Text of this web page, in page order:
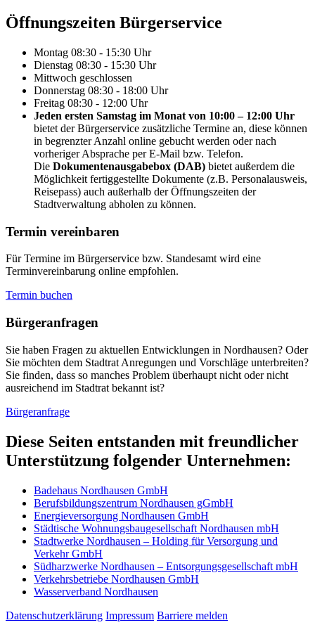
Öffnungs­zeiten Bürgerservice
Montag 08:30 - 15:30 Uhr
Dienstag 08:30 - 15:30 Uhr
Mittwoch geschlossen
Donnerstag 08:30 - 18:00 Uhr
Freitag 08:30 - 12:00 Uhr
Jeden ersten Samstag im Monat von 10:00 – 12:00 Uhr
bietet der Bürgerservice zusätzliche Termine an, diese können
in begrenzter Anzahl online gebucht werden oder nach
vorheriger Absprache per E-Mail bzw. Telefon.
Die Dokumentenausgabebox (DAB) bietet außerdem die
Möglichkeit fertiggestellte Dokumente (z.B. Personalausweis,
Reisepass) auch außerhalb der Öffnungszeiten der
Stadtverwaltung abholen zu können.
Termin vereinbaren
Für Termine im Bürgerservice bzw. Standesamt wird eine
Terminvereinbarung online empfohlen.
Termin buchen
Bürger­anfragen
Sie haben Fragen zu aktuellen Entwicklungen in Nordhausen? Oder
Sie möchten dem Stadtrat Anregungen und Vorschläge unterbreiten?
Sie finden, dass so manches Problem überhaupt nicht oder nicht
ausreichend im Stadtrat bekannt ist?
Bürgeranfrage
Diese Seiten entstanden mit freundlicher
Unterstützung folgender Unternehmen:
Badehaus Nordhausen GmbH
Berufsbildungszentrum Nordhausen gGmbH
Energieversorgung Nordhausen GmbH
Städtische Wohnungsbaugesellschaft Nordhausen mbH
Stadtwerke Nordhausen – Holding für Versorgung und
Verkehr GmbH
Südharzwerke Nordhausen – Entsorgungsgesellschaft mbH
Verkehrsbetriebe Nordhausen GmbH
Wasserverband Nordhausen
Datenschutzerklärung Impressum Barriere melden